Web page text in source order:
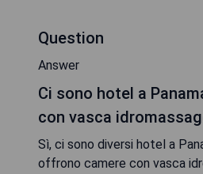
Question
Answer
Ci sono hotel a
con vasca
Sì, ci sono diversi hotel a
offrono camere con vasca